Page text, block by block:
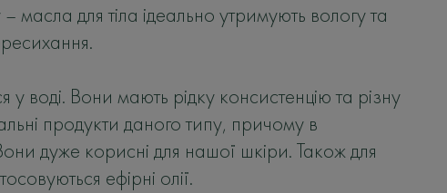
для тіла ідеально утримують вологу та
воді. Вони мають рідку консистенцію та різну
продукти даного типу, причому в
дуже корисні для нашої шкіри. Також для
ефірні олії.